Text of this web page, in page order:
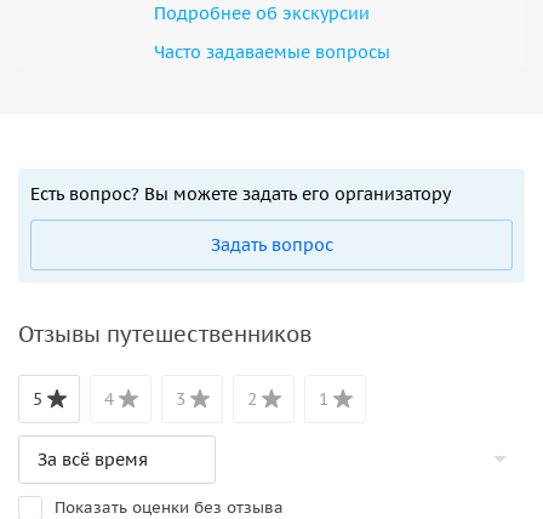
Подробнее об экскурсии
Часто задаваемые вопросы
Есть вопрос? Вы можете задать его организатору
Задать вопрос
Отзывы путешественников
5 4 3 2 1
Показать оценки без отзыва